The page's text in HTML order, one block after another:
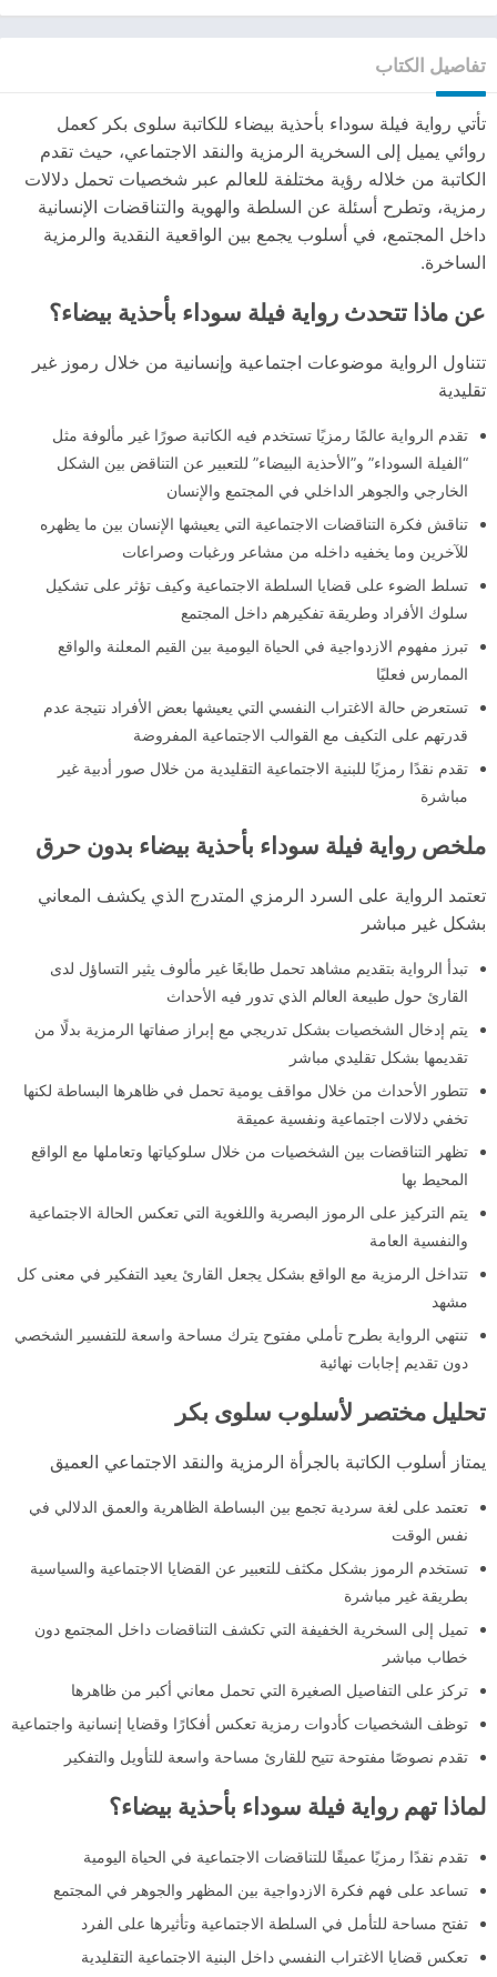
تفاصيل الكتاب
تأتي رواية فيلة سوداء بأحذية بيضاء للكاتبة سلوى بكر كعمل
روائي يميل إلى السخرية الرمزية والنقد الاجتماعي، حيث تقدم
الكاتبة من خلاله رؤية مختلفة للعالم عبر شخصيات تحمل دلالات
رمزية، وتطرح أسئلة عن السلطة والهوية والتناقضات الإنسانية
داخل المجتمع، في أسلوب يجمع بين الواقعية النقدية والرمزية
الساخرة.
عن ماذا تتحدث رواية فيلة سوداء بأحذية بيضاء؟
تتناول الرواية موضوعات اجتماعية وإنسانية من خلال رموز غير
تقليدية
تقدم الرواية عالمًا رمزيًا تستخدم فيه الكاتبة صورًا غير مألوفة مثل
“الفيلة السوداء” و”الأحذية البيضاء” للتعبير عن التناقض بين الشكل
الخارجي والجوهر الداخلي في المجتمع والإنسان
تناقش فكرة التناقضات الاجتماعية التي يعيشها الإنسان بين ما يظهره
للآخرين وما يخفيه داخله من مشاعر ورغبات وصراعات
تسلط الضوء على قضايا السلطة الاجتماعية وكيف تؤثر على تشكيل
سلوك الأفراد وطريقة تفكيرهم داخل المجتمع
تبرز مفهوم الازدواجية في الحياة اليومية بين القيم المعلنة والواقع
الممارس فعليًا
تستعرض حالة الاغتراب النفسي التي يعيشها بعض الأفراد نتيجة عدم
قدرتهم على التكيف مع القوالب الاجتماعية المفروضة
تقدم نقدًا رمزيًا للبنية الاجتماعية التقليدية من خلال صور أدبية غير
مباشرة
ملخص رواية فيلة سوداء بأحذية بيضاء بدون حرق
تعتمد الرواية على السرد الرمزي المتدرج الذي يكشف المعاني
بشكل غير مباشر
تبدأ الرواية بتقديم مشاهد تحمل طابعًا غير مألوف يثير التساؤل لدى
القارئ حول طبيعة العالم الذي تدور فيه الأحداث
يتم إدخال الشخصيات بشكل تدريجي مع إبراز صفاتها الرمزية بدلًا من
تقديمها بشكل تقليدي مباشر
تتطور الأحداث من خلال مواقف يومية تحمل في ظاهرها البساطة لكنها
تخفي دلالات اجتماعية ونفسية عميقة
تظهر التناقضات بين الشخصيات من خلال سلوكياتها وتعاملها مع الواقع
المحيط بها
يتم التركيز على الرموز البصرية واللغوية التي تعكس الحالة الاجتماعية
والنفسية العامة
تتداخل الرمزية مع الواقع بشكل يجعل القارئ يعيد التفكير في معنى كل
مشهد
تنتهي الرواية بطرح تأملي مفتوح يترك مساحة واسعة للتفسير الشخصي
دون تقديم إجابات نهائية
تحليل مختصر لأسلوب سلوى بكر
يمتاز أسلوب الكاتبة بالجرأة الرمزية والنقد الاجتماعي العميق
تعتمد على لغة سردية تجمع بين البساطة الظاهرية والعمق الدلالي في
نفس الوقت
تستخدم الرموز بشكل مكثف للتعبير عن القضايا الاجتماعية والسياسية
بطريقة غير مباشرة
تميل إلى السخرية الخفيفة التي تكشف التناقضات داخل المجتمع دون
خطاب مباشر
تركز على التفاصيل الصغيرة التي تحمل معاني أكبر من ظاهرها
توظف الشخصيات كأدوات رمزية تعكس أفكارًا وقضايا إنسانية واجتماعية
تقدم نصوصًا مفتوحة تتيح للقارئ مساحة واسعة للتأويل والتفكير
لماذا تهم رواية فيلة سوداء بأحذية بيضاء؟
تقدم نقدًا رمزيًا عميقًا للتناقضات الاجتماعية في الحياة اليومية
تساعد على فهم فكرة الازدواجية بين المظهر والجوهر في المجتمع
تفتح مساحة للتأمل في السلطة الاجتماعية وتأثيرها على الفرد
تعكس قضايا الاغتراب النفسي داخل البنية الاجتماعية التقليدية